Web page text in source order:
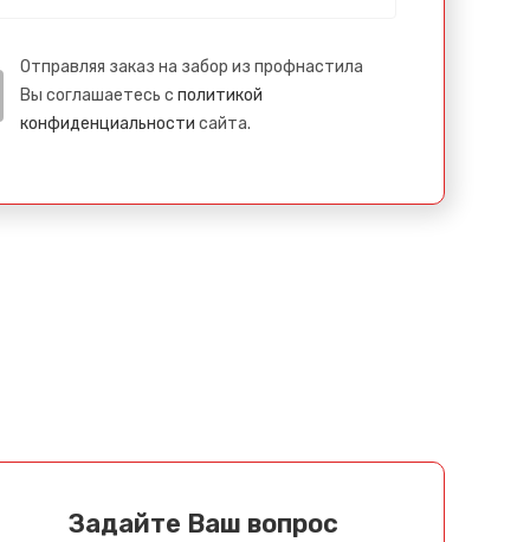
Отправляя заказ на забор из профнастила
Вы соглашаетесь с политикой
конфиденциальности сайта.
Задайте Ваш вопрос